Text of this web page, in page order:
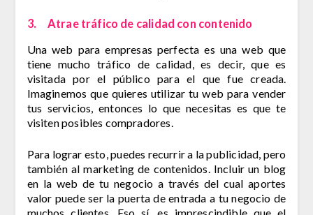
3. Atrae tráfico de calidad con contenido
Una web para empresas perfecta es una web que
tiene mucho tráfico de calidad, es decir, que es
visitada por el público para el que fue creada.
Imaginemos que quieres utilizar tu web para vender
tus servicios, entonces lo que necesitas es que te
visiten posibles compradores.
Para lograr esto, puedes recurrir a la publicidad, pero
también al marketing de contenidos. Incluir un blog
en la web de tu negocio a través del cual aportes
valor puede ser la puerta de entrada a tu negocio de